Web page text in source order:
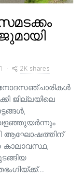
2K shares
ജില്ലയിലെ
ആഘോഷത്തിന്